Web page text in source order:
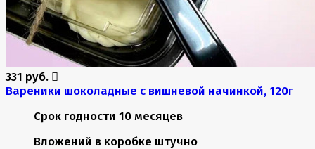
331 руб.
Вареники шоколадные с вишневой начинкой, 120г
Срок годности 10 месяцев
Вложений в коробке штучно